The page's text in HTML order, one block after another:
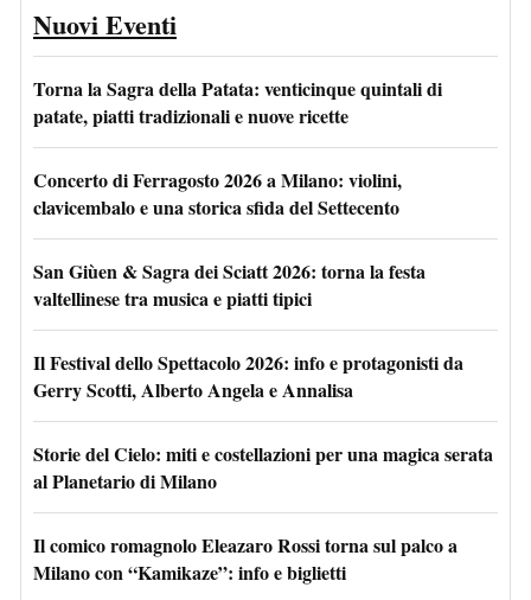
Nuovi Eventi
Torna la Sagra della Patata: venticinque quintali di
patate, piatti tradizionali e nuove ricette
Concerto di Ferragosto 2026 a Milano: violini,
clavicembalo e una storica sfida del Settecento
San Giùen & Sagra dei Sciatt 2026: torna la festa
valtellinese tra musica e piatti tipici
Il Festival dello Spettacolo 2026: info e protagonisti da
Gerry Scotti, Alberto Angela e Annalisa
Storie del Cielo: miti e costellazioni per una magica serata
al Planetario di Milano
Il comico romagnolo Eleazaro Rossi torna sul palco a
Milano con “Kamikaze”: info e biglietti